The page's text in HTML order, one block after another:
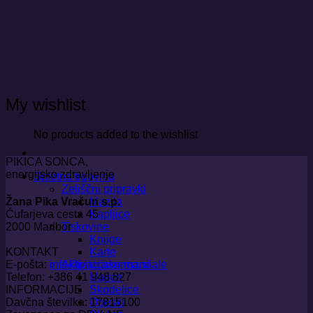
Spletna trgovina
Zeliščni pripravki
Mazila
Kapljice
Tiskovine
Knjige
Karte
Aktivacijske mandale
Majice
Skodelice
Obeski
My wishlist
No products added to the wishlist
PIKICA SONCA,
energijsko zdravljenje
Žana Pika Vračun s.p.
Čufarjeva cesta 45
2000 Maribor
KONTAKT
E-pošta: info@pikicasonca.si
Telefon: +386 41 948 827
INFORMACIJE
Davčna številka: 17815100